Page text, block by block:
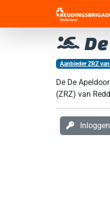
Aanbieder ZRZ
De De
(ZRZ) van
Inloggen